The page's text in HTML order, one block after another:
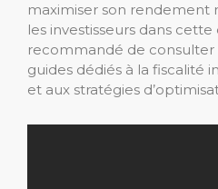
maximiser son rendement
les investisseurs dans
recommandé de consulter
guides dédiés à la fiscalité
et aux stratégies